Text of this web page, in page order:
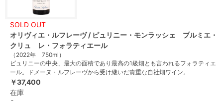
SOLD OUT
オリヴィエ・ルフレーヴ / ピュリニー・モンラッシェ プルミエ・
クリュ レ・フォラティエール
（2022年 750ml）
ピュリニーの中央、最大の面積であり最高の1級畑とも言われるフォラティエ
ール。ドメーヌ・ルフレーヴから受け継いだ貴重な自社畑ワイン。
￥37,400
在庫